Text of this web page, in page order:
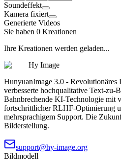
Soundeffekt
Kamera fixiert
Generierte Videos
Sie haben 0 Kreationen
Ihre Kreationen werden geladen...
Hy Image
HunyuanImage 3.0 -
verbesserte hochqualitative Text-zu-
Bahnbrechende KI-Technologie mit
fortschrittlicher RLHF-Optimierung
mehrsprachigem Support. Die
Bilderstellung.
support@hy-image.org
Bildmodell